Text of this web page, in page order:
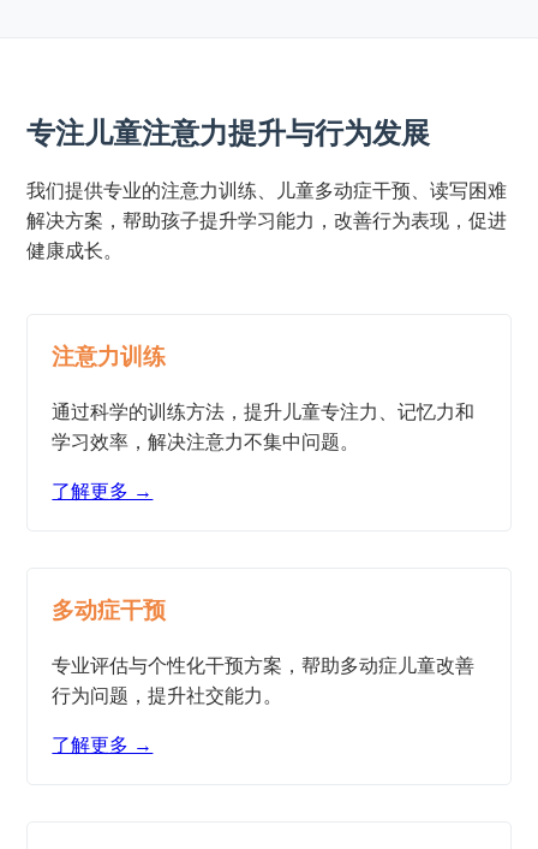
专注儿童注意力提升与行为发展
我们提供专业的注意力训练、儿童多动症干预、读写困难
解决方案，帮助孩子提升学习能力，改善行为表现，促进
健康成长。
注意力训练
通过科学的训练方法，提升儿童专注力、记忆力和
学习效率，解决注意力不集中问题。
了解更多 →
多动症干预
专业评估与个性化干预方案，帮助多动症儿童改善
行为问题，提升社交能力。
了解更多 →